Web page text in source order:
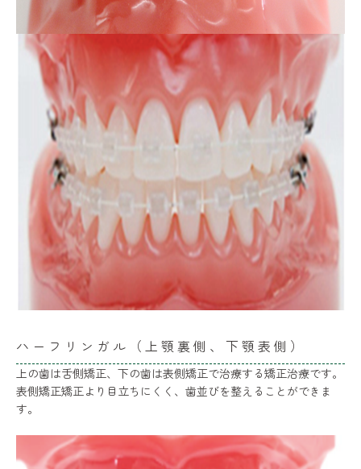
ハーフリンガル（上顎裏側、下顎表側）
上の歯は舌側矯正、下の歯は表側矯正で治療する矯正治療です。
表側矯正矯正より目立ちにくく、歯並びを整えることができま
す。